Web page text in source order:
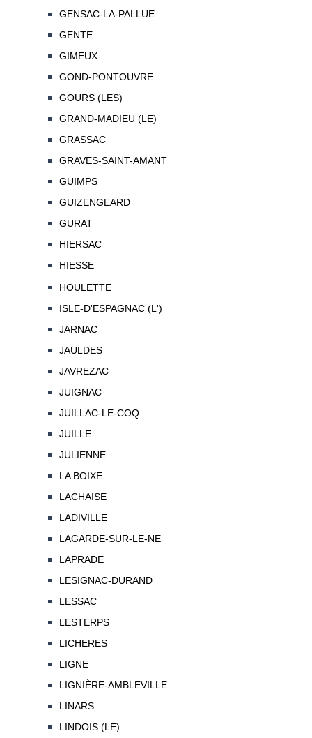
GENSAC-LA-PALLUE
GENTE
GIMEUX
GOND-PONTOUVRE
GOURS (LES)
GRAND-MADIEU (LE)
GRASSAC
GRAVES-SAINT-AMANT
GUIMPS
GUIZENGEARD
GURAT
HIERSAC
HIESSE
HOULETTE
ISLE-D'ESPAGNAC (L')
JARNAC
JAULDES
JAVREZAC
JUIGNAC
JUILLAC-LE-COQ
JUILLE
JULIENNE
LA BOIXE
LACHAISE
LADIVILLE
LAGARDE-SUR-LE-NE
LAPRADE
LESIGNAC-DURAND
LESSAC
LESTERPS
LICHERES
LIGNE
LIGNIÈRE-AMBLEVILLE
LINARS
LINDOIS (LE)